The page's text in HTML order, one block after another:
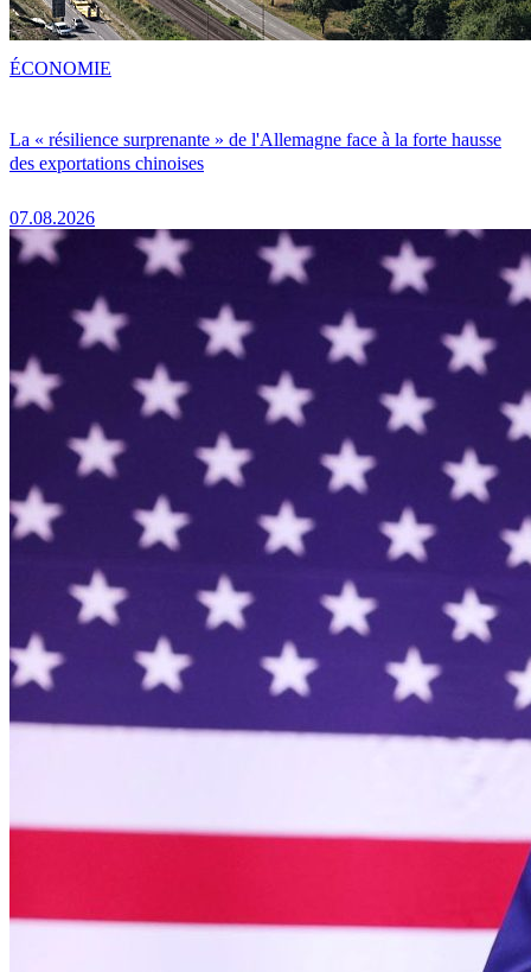
La « résilience surprenante » de l'Allemagne face à la forte hausse
des exportations chinoises
07.08.2026
ÉCONOMIE